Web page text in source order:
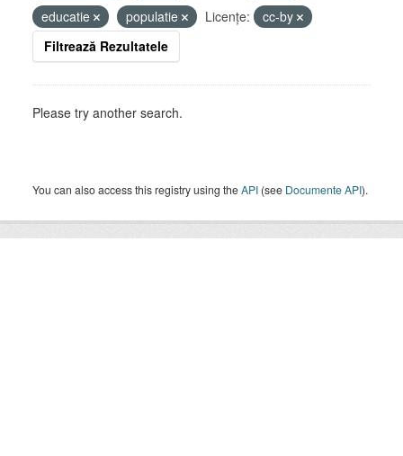
educatie
populatie Licenţe:
cc-by
Filtrează Rezultatele
Please try another search.
You can also access this registry using theAPI (see Documente API).